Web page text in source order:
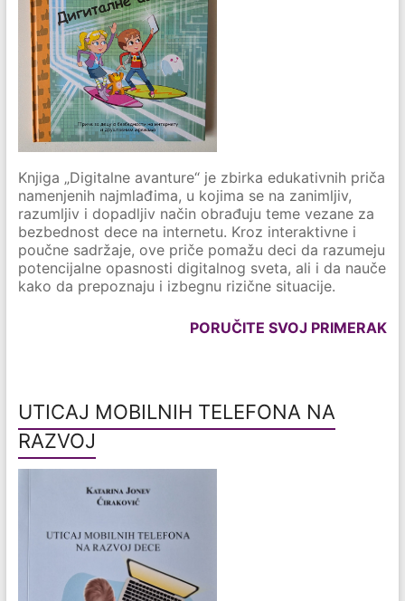
Knjiga „Digitalne avanture“ je zbirka edukativnih priča
namenjenih najmlađima, u kojima se na zanimljiv,
razumljiv i dopadljiv način obrađuju teme vezane za
bezbednost dece na internetu. Kroz interaktivne i
poučne sadržaje, ove priče pomažu deci da razumeju
potencijalne opasnosti digitalnog sveta, ali i da nauče
kako da prepoznaju i izbegnu rizične situacije.
PORUČITE SVOJ PRIMERAK
UTICAJ MOBILNIH TELEFONA NA
RAZVOJ